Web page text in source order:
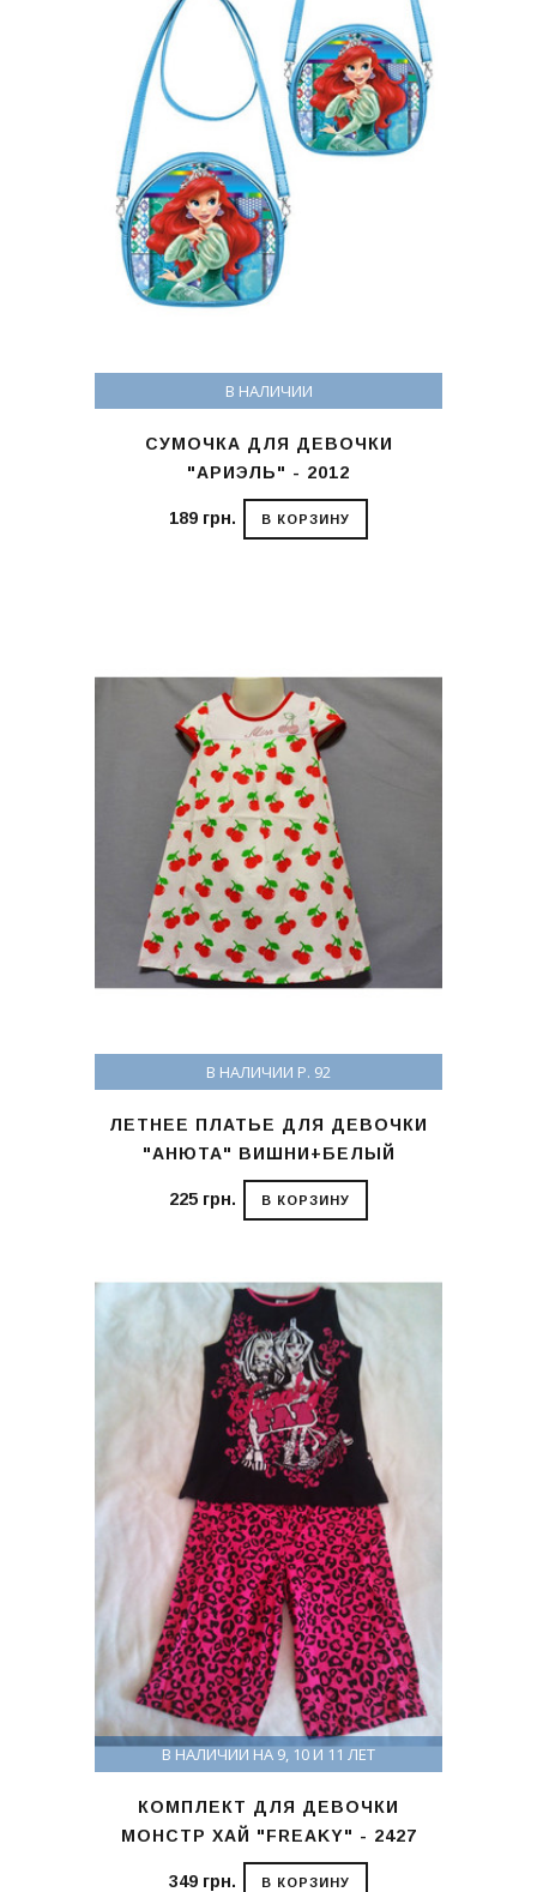
В НАЛИЧИИ
СУМОЧКА ДЛЯ ДЕВОЧКИ
"АРИЭЛЬ" - 2012
189 грн. В КОРЗИНУ
В НАЛИЧИИ Р. 92
ЛЕТНЕЕ ПЛАТЬЕ ДЛЯ ДЕВОЧКИ
"АНЮТА" ВИШНИ+БЕЛЫЙ
225 грн. В КОРЗИНУ
В НАЛИЧИИ НА 9, 10 И 11 ЛЕТ
КОМПЛЕКТ ДЛЯ ДЕВОЧКИ
МОНСТР ХАЙ "FREAKY" - 2427
349 грн. В КОРЗИНУ